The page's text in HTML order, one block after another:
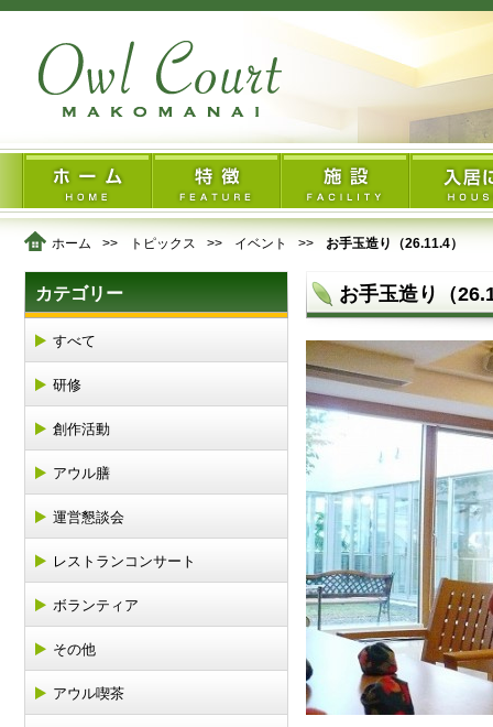
ホーム トピックス イベント お手玉造り（26.11.4）
カテゴリー
すべて
研修
創作活動
アウル膳
運営懇談会
レストランコンサート
ボランティア
その他
アウル喫茶
お手玉造り（